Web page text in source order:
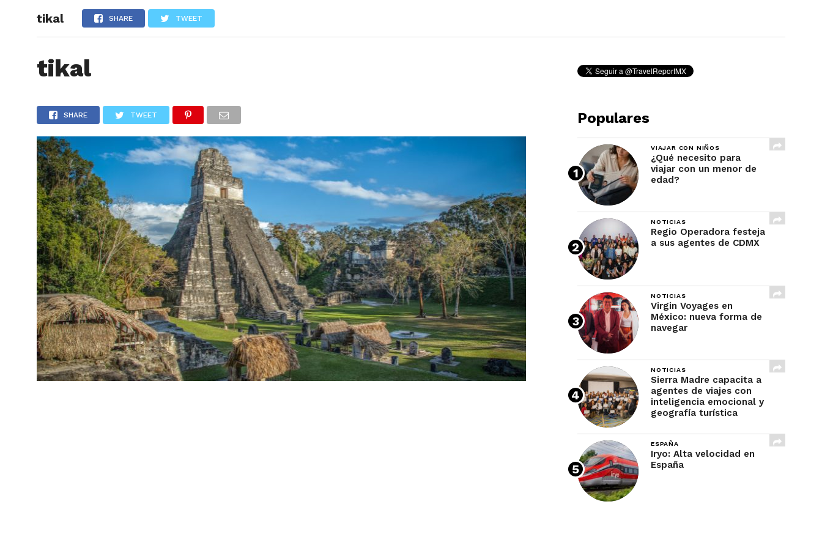
tikal SHARE TWEET
tikal
SHARE TWEET Populares
VIAJAR CON NIÑOS
¿Qué necesito para
viajar con un menor de
edad?
NOTICIAS
Regio Operadora festeja
a sus agentes de CDMX
NOTICIAS
Virgin Voyages en
México: nueva forma de
navegar
NOTICIAS
Sierra Madre capacita a
agentes de viajes con
inteligencia emocional y
geografía turística
ESPAÑA
Iryo: Alta velocidad en
España